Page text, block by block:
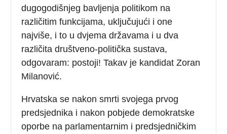
dugogodišnjeg bavljenja politikom na
različitim funkcijama, uključujući i one
najviše, i to u dvjema državama i u dva
različita društveno-politička sustava,
odgovaram: postoji! Takav je kandidat Zoran
Milanović.
Hrvatska se nakon smrti svojega prvog
predsjednika i nakon pobjede demokratske
oporbe na parlamentarnim i predsjedničkim